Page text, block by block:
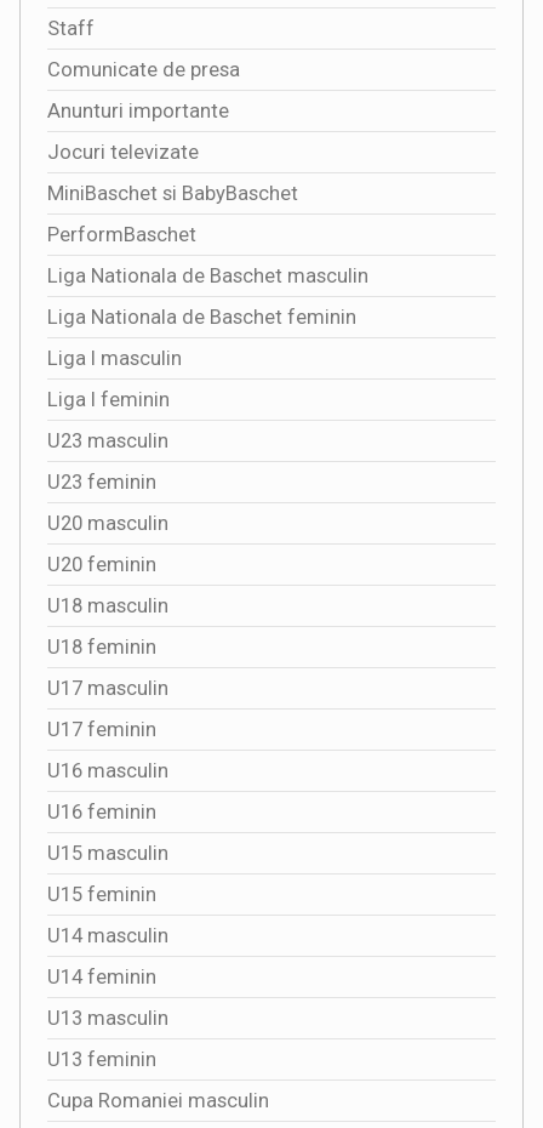
Staff
Comunicate de presa
Anunturi importante
Jocuri televizate
MiniBaschet si BabyBaschet
PerformBaschet
Liga Nationala de Baschet masculin
Liga Nationala de Baschet feminin
Liga I masculin
Liga I feminin
U23 masculin
U23 feminin
U20 masculin
U20 feminin
U18 masculin
U18 feminin
U17 masculin
U17 feminin
U16 masculin
U16 feminin
U15 masculin
U15 feminin
U14 masculin
U14 feminin
U13 masculin
U13 feminin
Cupa Romaniei masculin